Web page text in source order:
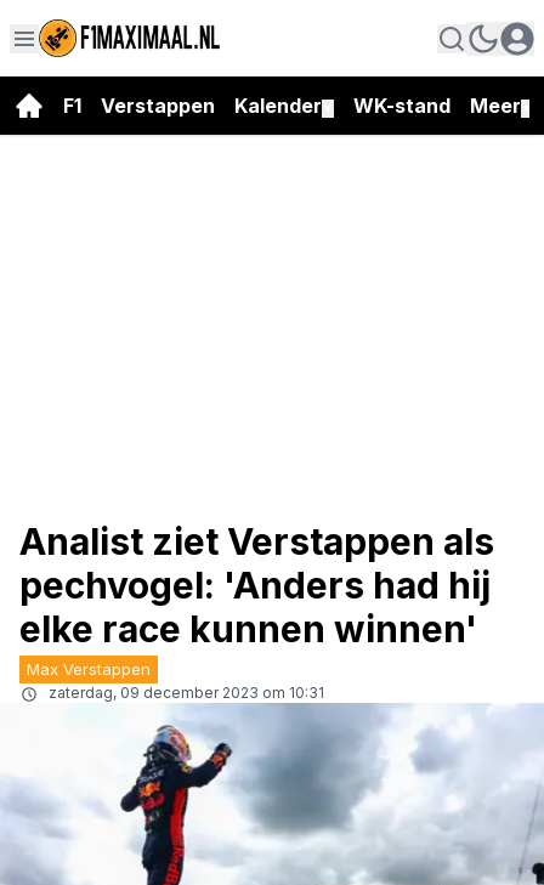
F1 Verstappen Kalender WK-stand Meer
Analist ziet Verstappen als
pechvogel: 'Anders had hij
elke race kunnen winnen'
Max Verstappen
zaterdag, 09 december 2023 om 10:31